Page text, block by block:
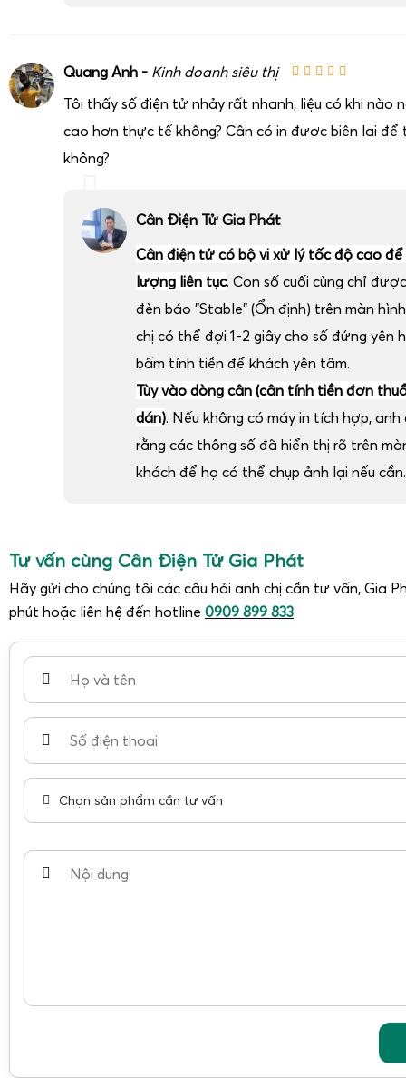
Quang Anh - Kinh doanh siêu thị
Tôi thấy số điện tử nhảy rất nhanh, liệu có khi nào
cao hơn thực tế không? Cân có in được biên lai để
không?
Cân Điện Tử Gia Phát
Cân điện tử có bộ vi xử lý tốc độ cao để
lượng liên tục. Con số cuối cùng chỉ
đèn báo "Stable" (Ổn định) trên màn
chị có thể đợi 1-2 giây cho số đứng yên
bấm tính tiền để khách yên tâm.
Tùy vào dòng cân (cân tính tiền đơn
dán). Nếu không có máy in tích hợp,
rằng các thông số đã hiển thị rõ trên
khách để họ có thể chụp ảnh lại nếu cần.
Tư vấn cùng Cân Điện Tử Gia Phát
Hãy gửi cho chúng tôi các câu hỏi anh chị cần tư vấn, Gia
phút hoặc liên hệ đến hotline 0909 899 833
Chọn sản phẩm cần tư vấn